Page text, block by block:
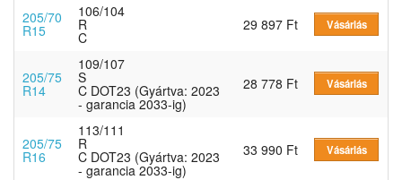
205/70
R15
106/104
R
C
29 897 Ft Vásárlás
205/75
R14
109/107
S
C DOT23 (Gyártva: 2023
- garancia 2033-ig)
28 778 Ft Vásárlás
205/75
R16
113/111
R
C DOT23 (Gyártva: 2023
- garancia 2033-ig)
33 990 Ft Vásárlás